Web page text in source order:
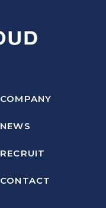
COMPANY
NEWS
RECRUIT
CONTACT